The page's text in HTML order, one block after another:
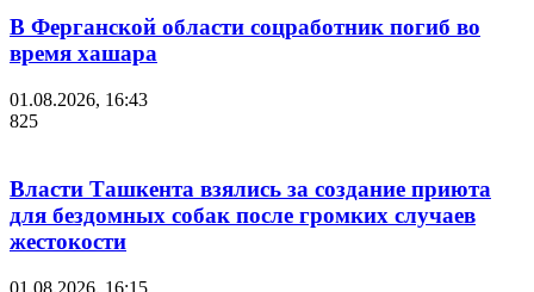
В Ферганской области соцработник погиб во
время хашара
01.08.2026, 16:43
825
Власти Ташкента взялись за создание приюта
для бездомных собак после громких случаев
жестокости
01.08.2026, 16:15